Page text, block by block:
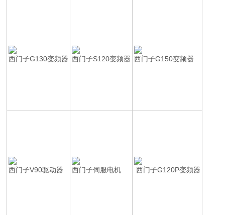
西门子G130变频器 西门子S120变频器 西门子G150变频器
西门子V90驱动器 西门子伺服电机 西门子G120P变频器